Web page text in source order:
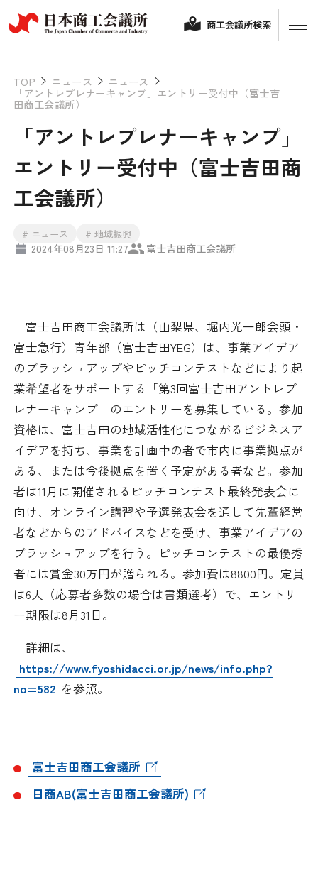
経営相談
融資制度・補助金
検定試験
ビジネス交流
海外ビジネス・貿易証明
情報提供・広報
その他サービス
調査・研究
日本商工会議所とは
組織概要
役員紹介
日商のあゆみ
委員会・専門委員会
青年部・女性会
日商創立100周年宣言
情報公開
アクセス
商工会議所検索
TOP ニュース ニュース
「アントレプレナーキャンプ」エントリー受付中（富士吉
田商工会議所）
「アントレプレナーキャンプ」
エントリー受付中（富士吉田商
工会議所）
# ニュース # 地域振興
2024年08月23日 11:27 富士吉田商工会議所
富士吉田商工会議所は（山梨県、堀内光一郎会頭・
富士急行）青年部（富士吉田YEG）は、事業アイデア
のブラッシュアップやピッチコンテストなどにより起
業希望者をサポートする「第3回富士吉田アントレプ
レナーキャンプ」のエントリーを募集している。参加
資格は、富士吉田の地域活性化につながるビジネスア
イデアを持ち、事業を計画中の者で市内に事業拠点が
ある、または今後拠点を置く予定がある者など。参加
者は11月に開催されるピッチコンテスト最終発表会に
向け、オンライン講習や予選発表会を通して先輩経営
者などからのアドバイスなどを受け、事業アイデアの
ブラッシュアップを行う。ピッチコンテストの最優秀
者には賞金30万円が贈られる。参加費は8800円。定員
は6人（応募者多数の場合は書類選考）で、エントリ
ー期限は8月31日。
詳細は、
https://www.fyoshidacci.or.jp/news/info.php?
no=582 を参照。
富士吉田商工会議所
日商AB(富士吉田商工会議所)